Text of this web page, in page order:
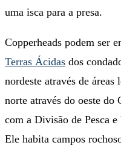
uma isca para a presa.
Copperheads podem ser
Terras Ácidas dos
nordeste através de
norte através do oeste do
com a Divisão de Pesca
Ele habita campos